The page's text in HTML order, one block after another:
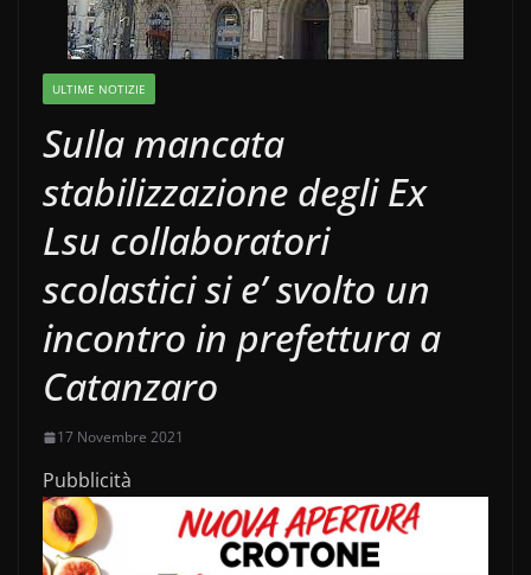
ULTIME NOTIZIE
Sulla mancata
stabilizzazione degli Ex
Lsu collaboratori
scolastici si e’ svolto un
incontro in prefettura a
Catanzaro
17 Novembre 2021
Pubblicità